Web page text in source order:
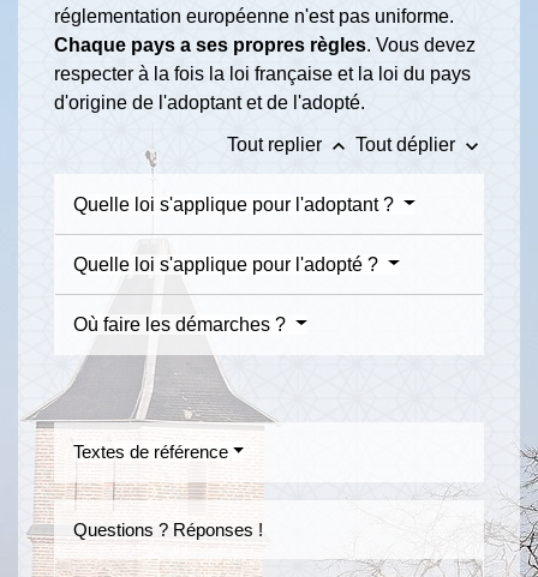
réglementation européenne n'est pas uniforme.
Chaque pays a ses propres règles. Vous devez
respecter à la fois la loi française et la loi du pays
d'origine de l'adoptant et de l'adopté.
Tout replier keyboard_arrow_up Tout déplier keyboard_arrow_down
Quelle loi s'applique pour l'adoptant ?
Quelle loi s'applique pour l'adopté ?
Où faire les démarches ?
Textes de référence
Questions ? Réponses !